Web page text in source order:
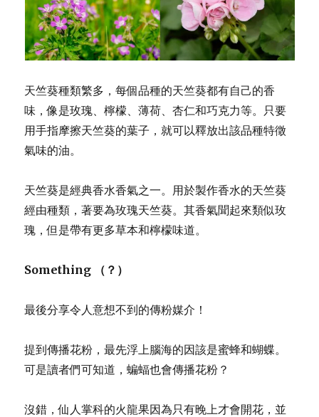
天竺葵種類繁多，每個品種的天竺葵都有自己的香
味，像是玫瑰、檸檬、薄荷、杏仁和巧克力等。只要
用手指摩擦天竺葵的葉子，就可以釋放出該品種特徵
氣味的油。
天竺葵是經典香水香氣之一。用於製作香水的天竺葵
經由種類，著要為玫瑰天竺葵。其香氣聞起來類似玫
瑰，但是帶有更多草本和檸檬味道。
Something （？）
最後分享令人意想不到的傳粉媒介！
提到傳播花粉，最先浮上腦海的因該是蜜蜂和蝴蝶。
可是讀者們可知道，蝙蝠也會傳播花粉？
沒錯，仙人掌科的火龍果因為只有晚上才會開花，並